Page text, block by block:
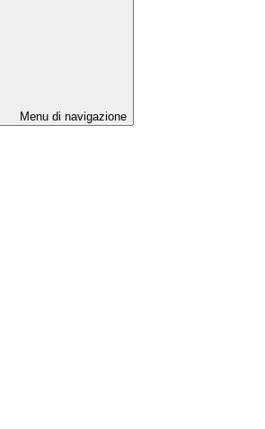
Menu di navigazione